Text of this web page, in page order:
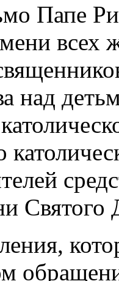
Папе
всех
над
Святого